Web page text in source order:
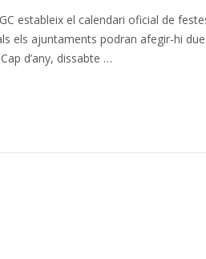
estableix el calendari oficial de
els ajuntaments podran afegir-hi
d’any, dissabte …